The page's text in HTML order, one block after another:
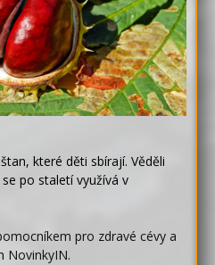
které děti sbírají. Věděli
po staletí využívá v
pro zdravé cévy a
NovinkyIN.